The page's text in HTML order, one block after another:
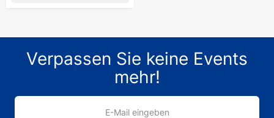
Verpassen Sie keine Events
mehr!
E-Mail eingeben